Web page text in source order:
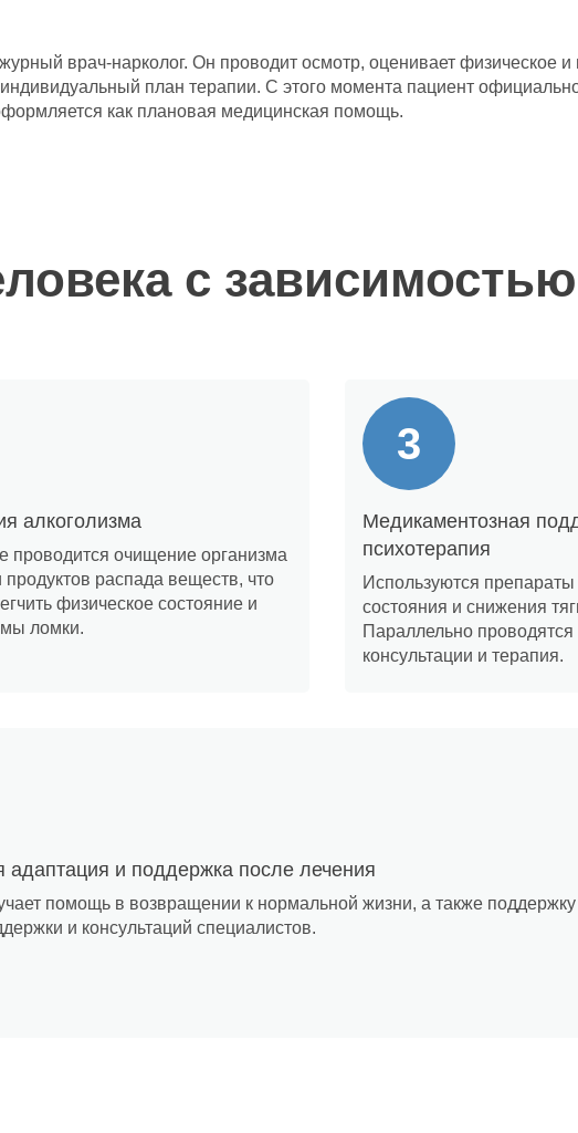
врач-нарколог. Он проводит осмотр, оценивает физическое и
план терапии. С этого момента пациент
как плановая медицинская помощь.
с зависимостью
алкоголизма
проводится очищение организма
продуктов распада веществ, что
физическое состояние и
ломки.
Медикаментозная
психотерапия
Используются
состояния и снижения
Параллельно проводятся
консультации и терапия.
адаптация и поддержка после лечения
помощь в возвращении к нормальной жизни, а также поддержку
и консультаций специалистов.